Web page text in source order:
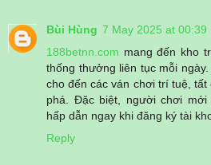
Bùi Hùng 7 May 2025 at 00:39
188betnn.com mang đến kho
thống thưởng liên tục mỗi
cho đến các ván chơi trí tuệ,
phá. Đặc biệt, người chơi mới
hấp dẫn ngay khi đăng ký tài
Reply